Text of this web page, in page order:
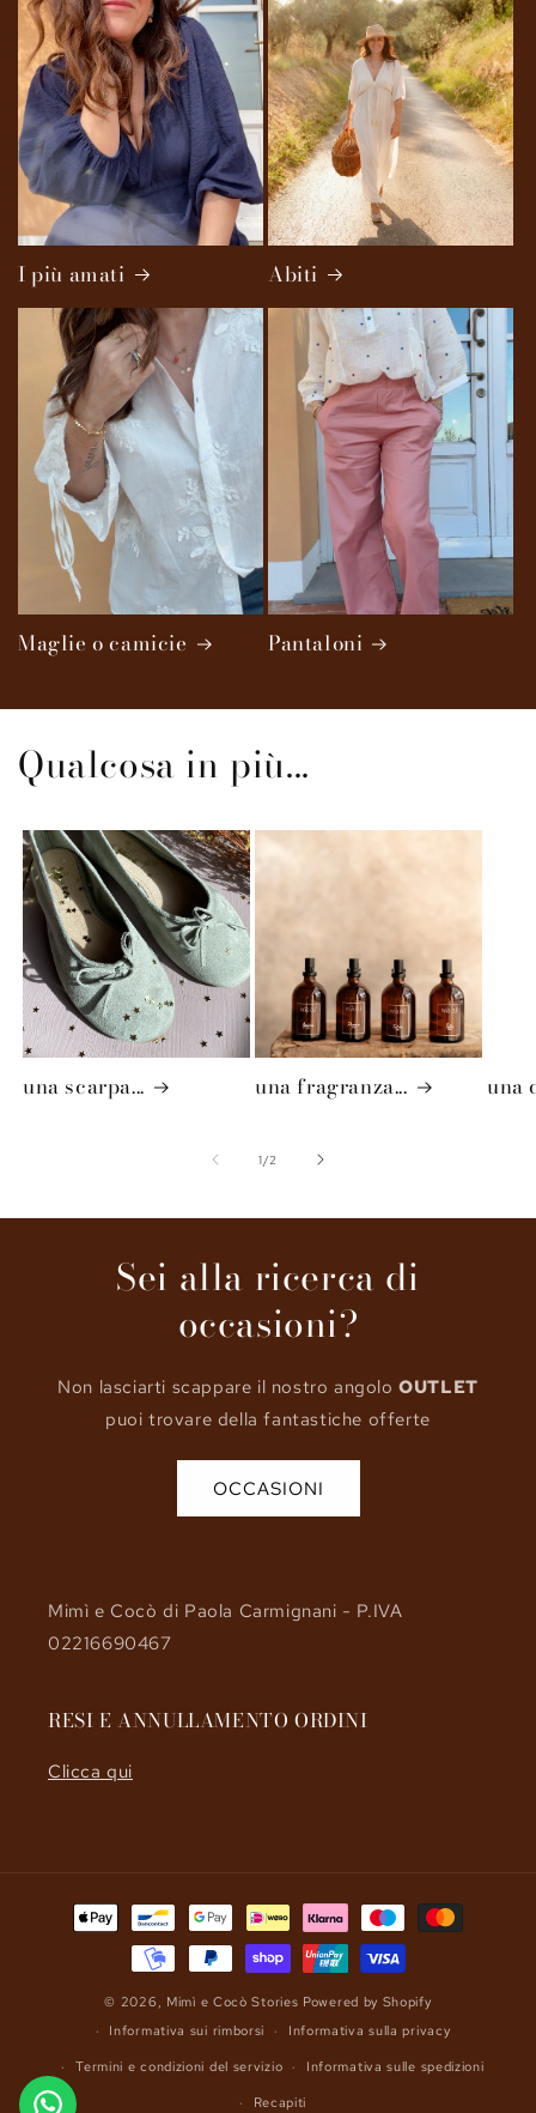
I più amati Abiti
Maglie o camicie Pantaloni
Qualcosa in più...
una scarpa... una fragranza... una
1/su2
Sei alla ricerca di
occasioni?
Non lasciarti scappare il nostro angoloOUTLET
puoi trovare della fantastiche offerte
OCCASIONI
Mimì e Cocò di Paola Carmignani - P.IVA
02216690467
RESI E ANNULLAMENTO ORDINI
Clicca qui
Metodi
pagamento
© 2026, Mimì e Cocò Stories Powered by Shopify
Informativa sui rimborsi
Informativa sulla privacy
Termini e condizioni del servizio Informativa sulle spedizioni
Recapiti